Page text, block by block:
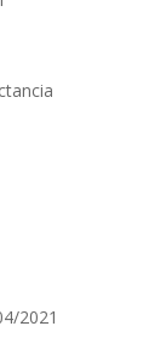
2021